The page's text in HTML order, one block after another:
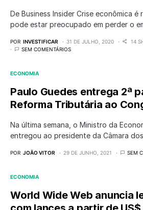
De Business Insider Crise econômica
pode estar preocupado em perder o
POR INVESTIFICAR 31 DE JULHO, 2020
14
SEM COMENTÁRIOS
ECONOMIA
Paulo Guedes entrega 2ª
Reforma Tributária ao
Na última semana, o Ministro da
entregou ao presidente da Câmara
POR JOÃO VITOR 29 DE JUNHO, 2021 SEM
ECONOMIA
World Wide Web anuncia